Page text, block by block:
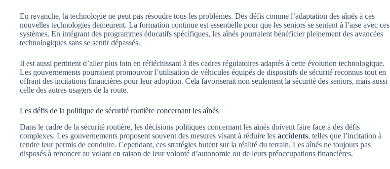
En revanche, la technologie ne peut pas résoudre tous les problèmes. Des défis comme l’adaptation des aînés à ces
nouvelles technologies demeurent. La formation continue est essentielle pour que les seniors se sentent à l’aise avec ces
systèmes. En intégrant des programmes éducatifs spécifiques, les aînés pourraient bénéficier pleinement des avancées
technologiques sans se sentir dépassés.
Il est aussi pertinent d’aller plus loin en réfléchissant à des cadres régulatoires adaptés à cette évolution technologique.
Les gouvernements pourraient promouvoir l’utilisation de véhicules équipés de dispositifs de sécurité reconnus tout en
offrant des incitations financières pour leur adoption. Cela favoriserait non seulement la sécurité des seniors, mais aussi
celle des autres usagers de la route.
Les défis de la politique de sécurité routière concernant les aînés
Dans le cadre de la sécurité routière, les décisions politiques concernant les aînés doivent faire face à des défis
complexes. Les gouvernements proposent souvent des mesures visant à réduire les accidents, telles que l’incitation à
rendre leur permis de conduire. Cependant, ces stratégies butent sur la réalité du terrain. Les aînés ne toujours pas
disposés à renoncer au volant en raison de leur volonté d’autonomie ou de leurs préoccupations financières.